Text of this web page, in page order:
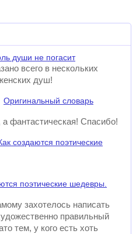
души не погасит
всего в нескольких
душ!
Оригинальный словарь
а фантастическая! Спасибо!
создаются поэтические
поэтические шедевры.
захотелось написать
правильный
тем, у кого есть хоть